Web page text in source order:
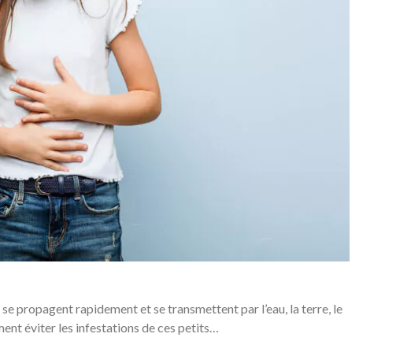
propagent rapidement et se transmettent par l’eau, la terre, le
éviter les infestations de ces petits…